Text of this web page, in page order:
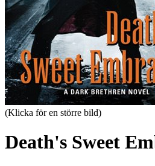
(Klicka för en större bild)
Death's Sweet